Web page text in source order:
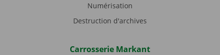
Numérisation
Destruction d'archives
Carrosserie Markant